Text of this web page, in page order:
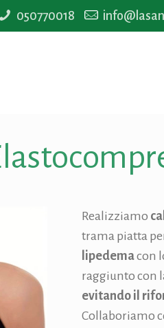
050770018
Realizziamo
trama piatta
lipedemacon
raggiunto con
evitando il
Collaboriamo